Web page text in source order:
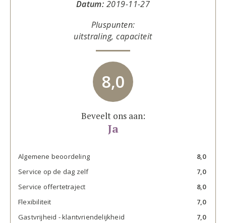
Datum: 2019-11-27
Pluspunten:
uitstraling, capaciteit
8,0
Beveelt ons aan:
Ja
Algemene beoordeling
8,0
Service op de dag zelf
7,0
Service offertetraject
8,0
Flexibiliteit
7,0
Gastvrijheid - klantvriendelijkheid
7,0